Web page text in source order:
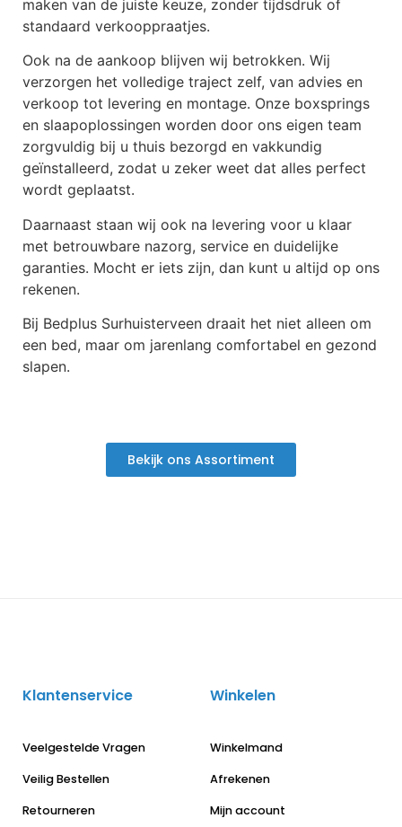
maken van de juiste keuze, zonder tijdsdruk of
standaard verkooppraatjes.
Ook na de aankoop blijven wij betrokken. Wij
verzorgen het volledige traject zelf, van advies en
verkoop tot levering en montage. Onze boxsprings
en slaapoplossingen worden door ons eigen team
zorgvuldig bij u thuis bezorgd en vakkundig
geïnstalleerd, zodat u zeker weet dat alles perfect
wordt geplaatst.
Daarnaast staan wij ook na levering voor u klaar
met betrouwbare nazorg, service en duidelijke
garanties. Mocht er iets zijn, dan kunt u altijd op ons
rekenen.
Bij Bedplus Surhuisterveen draait het niet alleen om
een bed, maar om jarenlang comfortabel en gezond
slapen.
Bekijk ons Assortiment
Klantenservice
Veelgestelde Vragen
Veilig Bestellen
Retourneren
Winkelen
Winkelmand
Afrekenen
Mijn account